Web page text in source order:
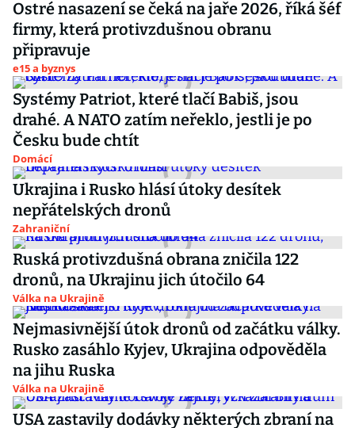
Ostré nasazení se čeká na jaře 2026, říká šéf
firmy, která protivzdušnou obranu
připravuje
e15 a byznys
Systémy Patriot, které tlačí Babiš, jsou
drahé. A NATO zatím neřeklo, jestli je po
Česku bude chtít
Domácí
Ukrajina i Rusko hlásí útoky desítek
nepřátelských dronů
Zahraniční
Ruská protivzdušná obrana zničila 122
dronů, na Ukrajinu jich útočilo 64
Válka na Ukrajině
Nejmasivnější útok dronů od začátku války.
Rusko zasáhlo Kyjev, Ukrajina odpověděla
na jihu Ruska
Válka na Ukrajině
USA zastavily dodávky některých zbraní na